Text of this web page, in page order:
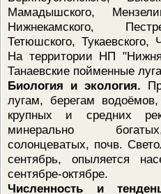
Мамадышского,
Нижнекамского,
Тетюшского, Тукаевского,
На территории НП
Танаевские пойменные
Биология и экология.
лугам, берегам
крупных и средних
минерально
солонцеватых, почв.
сентябрь, опыляется
сентябре-октябре.
Численность и